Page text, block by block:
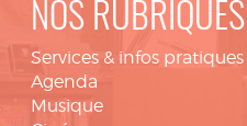
NOS RUBRIQUES
Services & infos pratiques
Agenda
Musique